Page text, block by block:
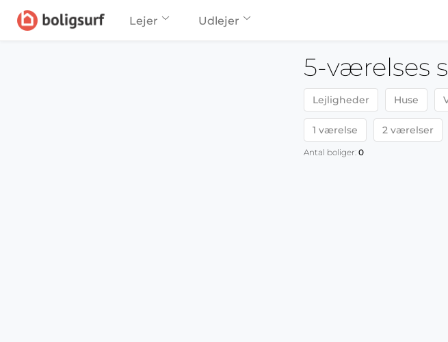
Lejer Udlejer
5-værelses
Lejligheder Huse
1 værelse 2 værelser
Antal boliger:0